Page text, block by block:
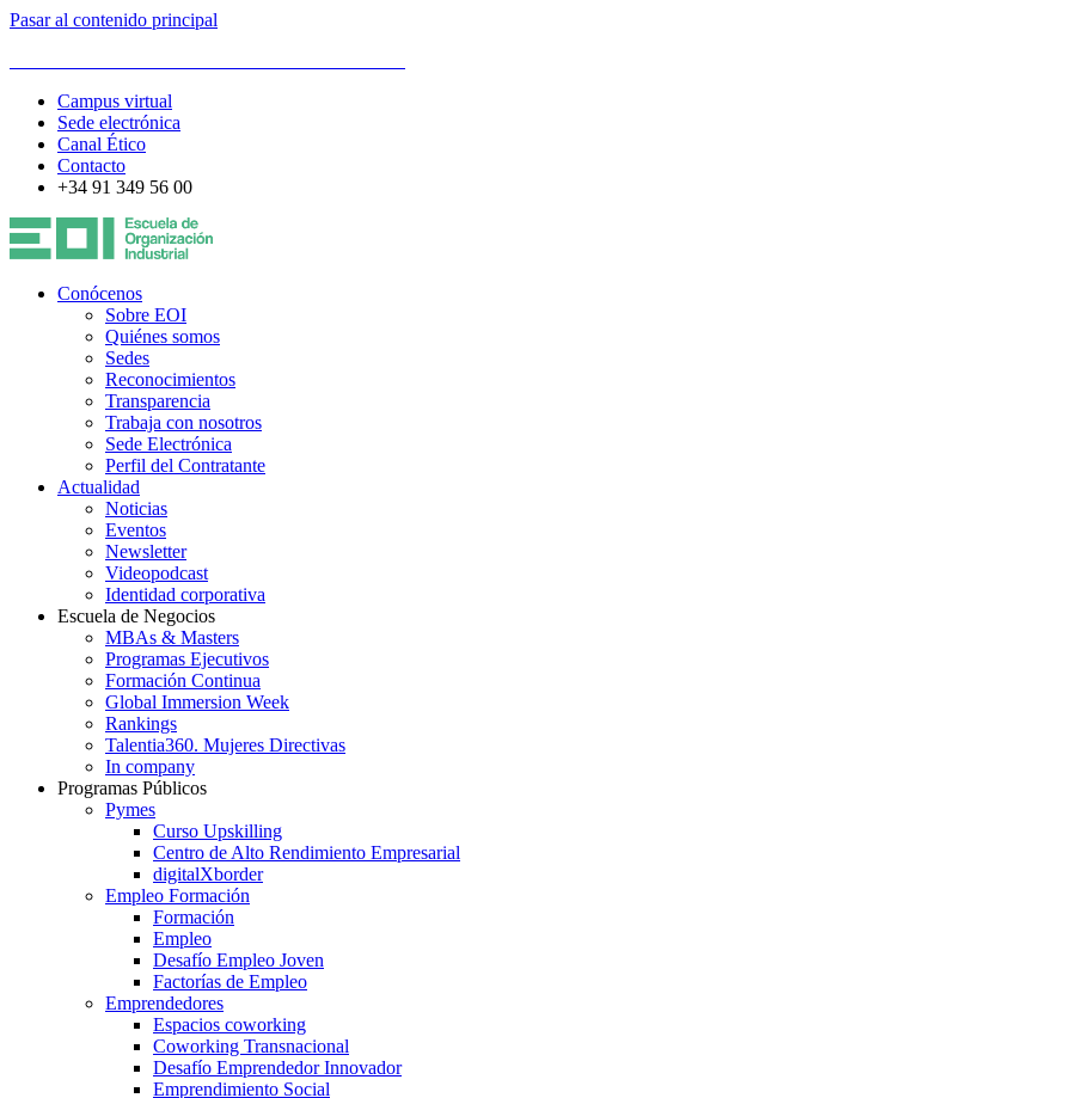
Pasar al contenido principal
Campus virtual
Sede electrónica
Canal Ético
Contacto
+34 91 349 56 00
Conócenos
Sobre EOI
Quiénes somos
Sedes
Reconocimientos
Transparencia
Trabaja con nosotros
Sede Electrónica
Perfil del Contratante
Actualidad
Noticias
Eventos
Newsletter
Videopodcast
Identidad corporativa
Escuela de Negocios
MBAs & Masters
Programas Ejecutivos
Formación Continua
Global Immersion Week
Rankings
Talentia360. Mujeres Directivas
In company
Programas Públicos
Pymes
Curso Upskilling
Centro de Alto Rendimiento Empresarial
digitalXborder
Empleo Formación
Formación
Empleo
Desafío Empleo Joven
Factorías de Empleo
Emprendedores
Espacios coworking
Coworking Transnacional
Desafío Emprendedor Innovador
Emprendimiento Social